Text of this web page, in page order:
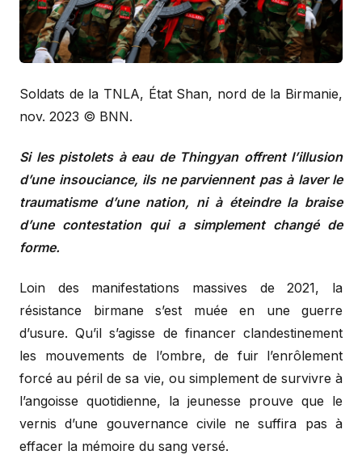
Soldats de la TNLA, État Shan, nord de la Birmanie,
nov. 2023 © BNN.
Si les pistolets à eau de Thingyan offrent l’illusion
d’une insouciance, ils ne parviennent pas à laver le
traumatisme d’une nation, ni à éteindre la braise
d’une contestation qui a simplement changé de
forme.
Loin des manifestations massives de 2021, la
résistance birmane s’est muée en une guerre
d’usure. Qu’il s’agisse de financer clandestinement
les mouvements de l’ombre, de fuir l’enrôlement
forcé au péril de sa vie, ou simplement de survivre à
l’angoisse quotidienne, la jeunesse prouve que le
vernis d’une gouvernance civile ne suffira pas à
effacer la mémoire du sang versé.